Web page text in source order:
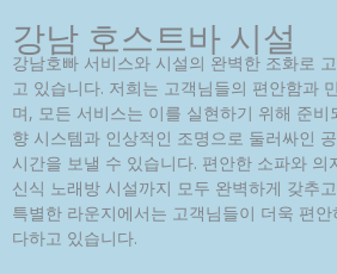
강남 호스트바 시설
강남호빠 서비스와 시설의 완벽한 조화로
고 있습니다. 저희는 고객님들의 편안함과
며, 모든 서비스는 이를 실현하기 위해 준비
향 시스템과 인상적인 조명으로 둘러싸인
시간을 보낼 수 있습니다. 편안한 소파와 의
신식 노래방 시설까지 모두 완벽하게 갖추
특별한 라운지에서는 고객님들이 더욱 편
다하고 있습니다.